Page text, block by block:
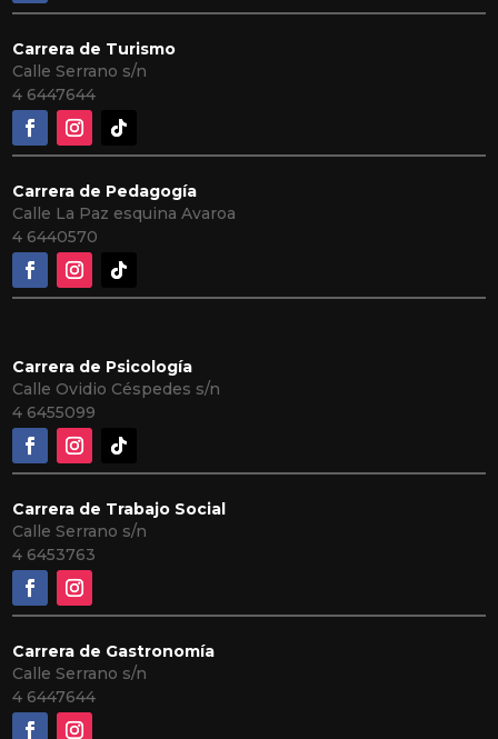
Carrera de Turismo
Calle Serrano s/n
4 6447644
Carrera de Pedagogía
Calle La Paz esquina Avaroa
4 6440570
Carrera de Psicología
Calle Ovidio Céspedes s/n
4 6455099
Carrera de Trabajo Social
Calle Serrano s/n
4 6453763
Carrera de Gastronomía
Calle Serrano s/n
4 6447644